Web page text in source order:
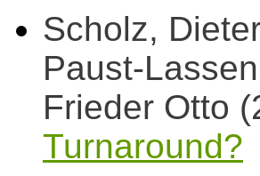
Scholz,
Paust-
Frieder Otto
Turnaround?